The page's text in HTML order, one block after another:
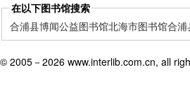
在以下图书馆搜索
合浦县博闻公益图书馆北海市图书馆合浦
© 2005－ 2026 www.interlib.com.cn, all